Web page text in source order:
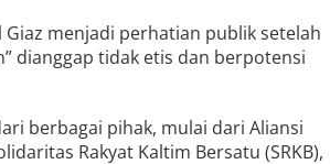
menjadi perhatian publik setelah
dianggap tidak etis dan berpotensi
berbagai pihak, mulai dari Aliansi
Rakyat Kaltim Bersatu (SRKB),